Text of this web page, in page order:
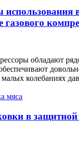
газового
обладают
колебаниях
в защитной